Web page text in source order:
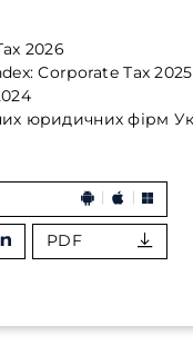
2026
Corporate Tax 2025
юридичних фірм
PDF